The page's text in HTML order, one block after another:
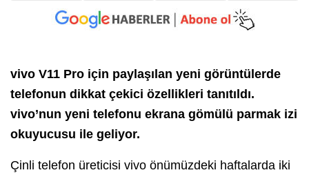
vivo V11 Pro için paylaşılan yeni görüntülerde
telefonun dikkat çekici özellikleri tanıtıldı.
vivo’nun yeni telefonu ekrana gömülü parmak izi
okuyucusu ile geliyor.
Çinli telefon üreticisi vivo önümüzdeki haftalarda iki